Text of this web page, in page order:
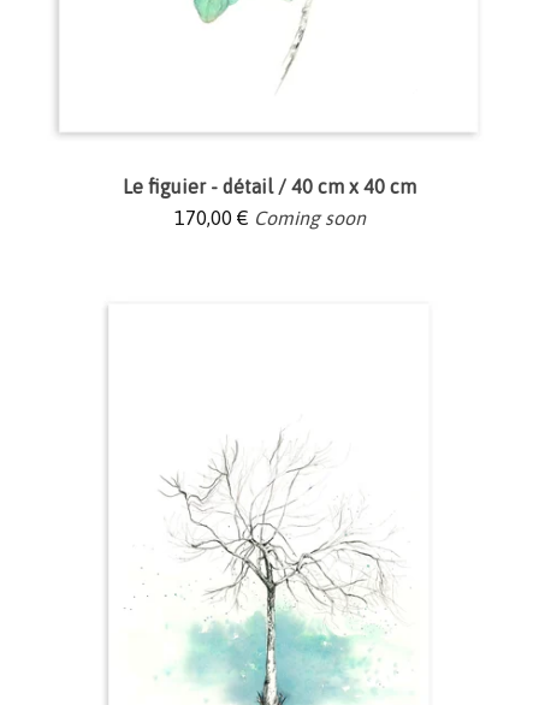
Le figuier - détail / 40 cm x 40 cm
170,00 € Coming soon